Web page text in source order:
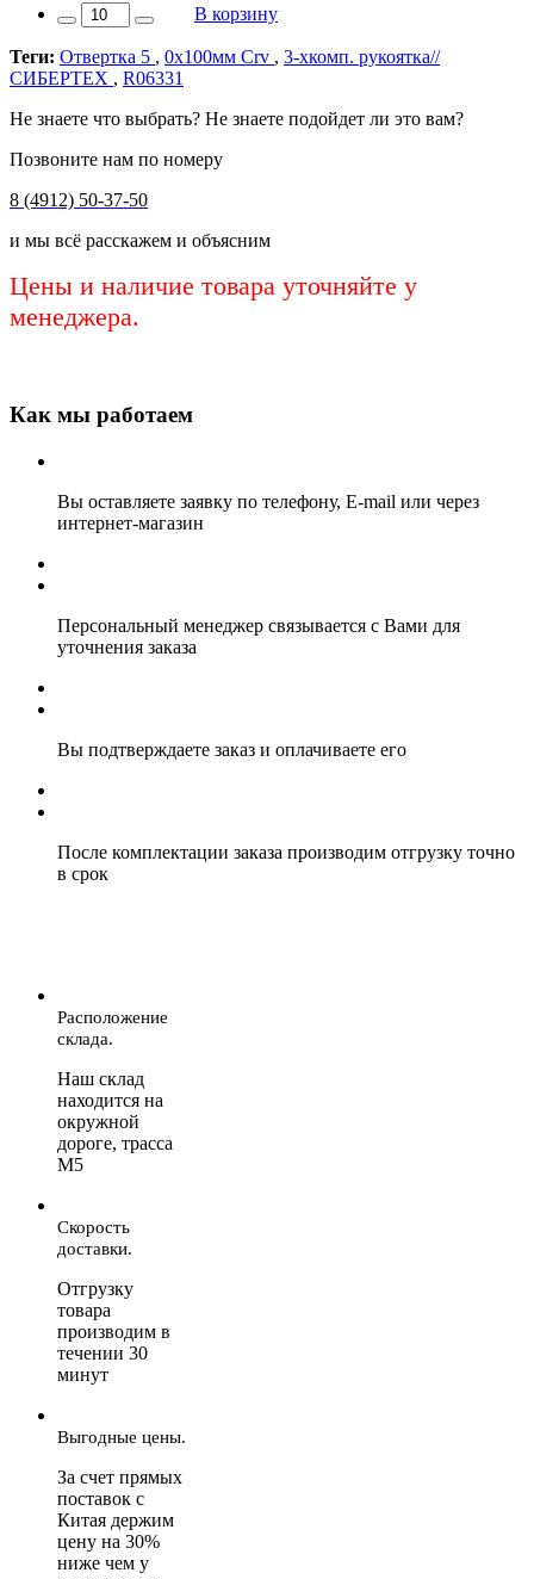
В корзину
Теги: Отвертка 5 , 0х100мм Crv , 3-хкомп. рукоятка//
СИБЕРТЕХ , R06331
Не знаете что выбрать? Не знаете подойдет ли это вам?
Позвоните нам по номеру
8 (4912) 50-37-50
и мы всё расскажем и объясним
Цены и наличие товара уточняйте у
менеджера.
Как мы работаем
Вы оставляете заявку по телефону, E-mail или через
интернет-магазин
Персональный менеджер связывается с Вами для
уточнения заказа
Вы подтверждаете заказ и оплачиваете его
После комплектации заказа производим отгрузку точно
в срок
Расположение
склада.
Наш склад
находится на
окружной
дороге, трасса
М5
Скорость
доставки.
Отгрузку
товара
производим в
течении 30
минут
Выгодные цены.
За счет прямых
поставок с
Китая держим
цену на 30%
ниже чем у